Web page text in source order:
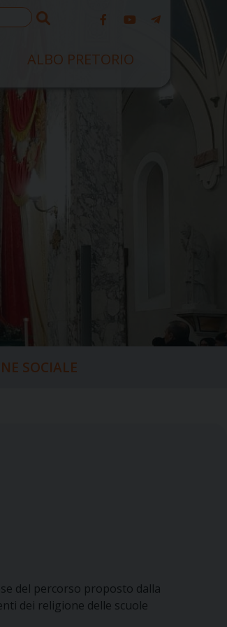
ALBO PRETORIO
SOCIALE
del percorso proposto dalla
dei religione delle scuole